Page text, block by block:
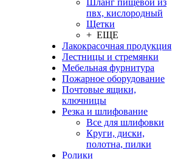
Шланг пищевой из
пвх, кислородный
Щетки
+ ЕЩЕ
Лакокрасочная продукция
Лестницы и стремянки
Мебельная фурнитура
Пожарное оборудование
Почтовые ящики,
ключницы
Резка и шлифование
Все для шлифовки
Круги, диски,
полотна, пилки
Ролики